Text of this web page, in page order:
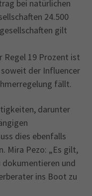
bei natürlichen
24.500
gilt
Regel 19 Prozent ist
der Influencer
fällt.
darunter
dies ebenfalls
Mira Pezo: „Es gilt,
dokumentieren und
ins Boot zu